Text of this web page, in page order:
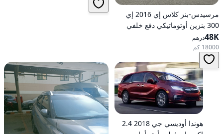
مرسيدس-بنز كلاس إي 2016 إي
300 بنزين أوتوماتيكي دفع خلفي
48Kدرهم
18000 كم
هوندا أوديسي جي 2018 2.4